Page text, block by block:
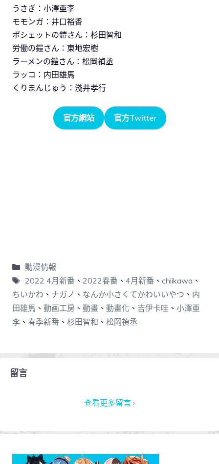
うさぎ：小澤亜李
モモンガ：井口裕香
ポシェットの鎧さん：杉田智和
労働の鎧さん：東地宏樹
ラーメンの鎧さん：松岡禎丞
ラッコ：内田雄馬
くりまんじゅう：淺井孝行
官方網站 官方Twitter
動漫情報
2022 4月新番 、 2022春番 、 4月新番 、 chiikawa 、
ちいかわ 、 ナガノ 、 なんか小さくてかわいいやつ 、 内
田雄馬 、 動画工房 、 動畫 、 動畫化 、 吉伊卡哇 、 小澤亜
李 、 春季新番 、 杉田智和 、 松岡禎丞
留言
查看更多留言 ›